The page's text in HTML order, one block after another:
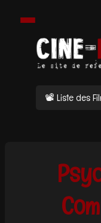
📽 Liste des